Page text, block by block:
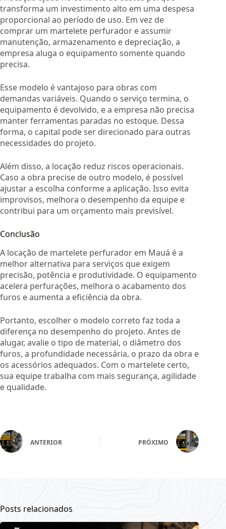
transforma um investimento alto em uma despesa
proporcional ao período de uso. Em vez de
comprar um martelete perfurador e assumir
manutenção, armazenamento e depreciação, a
empresa aluga o equipamento somente quando
precisa.
Esse modelo é vantajoso para obras com
demandas variáveis. Quando o serviço termina, o
equipamento é devolvido, e a empresa não precisa
manter ferramentas paradas no estoque. Dessa
forma, o capital pode ser direcionado para outras
necessidades do projeto.
Além disso, a locação reduz riscos operacionais.
Caso a obra precise de outro modelo, é possível
ajustar a escolha conforme a aplicação. Isso evita
improvisos, melhora o desempenho da equipe e
contribui para um orçamento mais previsível.
Conclusão
A locação de martelete perfurador em Mauá é a
melhor alternativa para serviços que exigem
precisão, potência e produtividade. O equipamento
acelera perfurações, melhora o acabamento dos
furos e aumenta a eficiência da obra.
Portanto, escolher o modelo correto faz toda a
diferença no desempenho do projeto. Antes de
alugar, avalie o tipo de material, o diâmetro dos
furos, a profundidade necessária, o prazo da obra e
os acessórios adequados. Com o martelete certo,
sua equipe trabalha com mais segurança, agilidade
e qualidade.
ANTERIOR PRÓXIMO
Posts relacionados